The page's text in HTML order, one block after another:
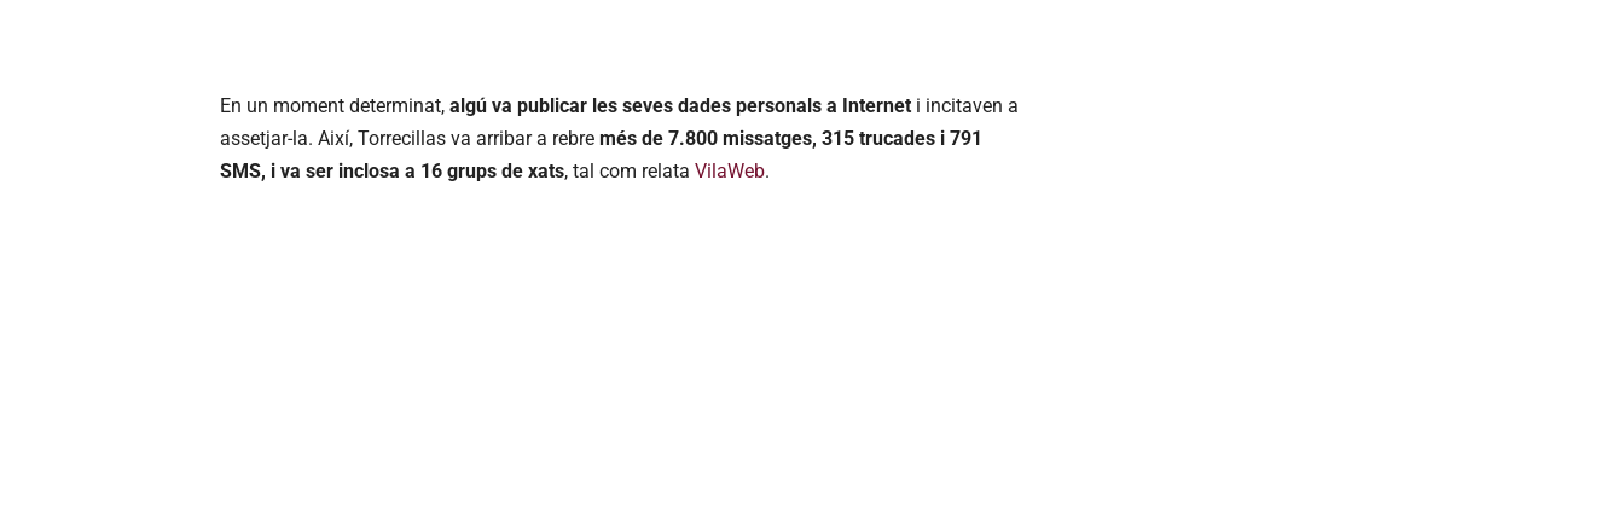
En un moment determinat, algú va publicar les seves dades personals a Internet i incitaven a
assetjar-la. Així, Torrecillas va arribar a rebre més de 7.800 missatges, 315 trucades i 791
SMS, i va ser inclosa a 16 grups de xats, tal com relata VilaWeb.